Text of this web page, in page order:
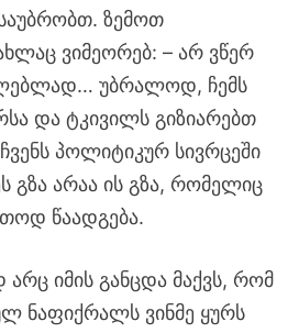
ზემოთ
ვიმეორებ: – არ ვწერ
უბრალოდ, ჩემს
და ტკივილს გიზიარებთ
პოლიტიკურ სივრცეში
გზა არაა ის გზა, რომელიც
წაადგება.
იმის განცდა მაქვს, რომ
ნაფიქრალს ვინმე ყურს